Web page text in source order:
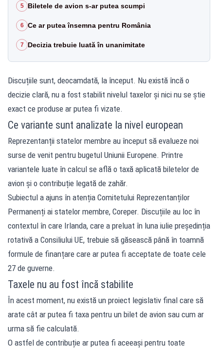
5 Biletele de avion s-ar putea scumpi
6 Ce ar putea însemna pentru România
7 Decizia trebuie luată în unanimitate
Discuțiile sunt, deocamdată, la început. Nu există încă o
decizie clară, nu a fost stabilit nivelul taxelor și nici nu se știe
exact ce produse ar putea fi vizate.
Ce variante sunt analizate la nivel european
Reprezentanții statelor membre au început să evalueze noi
surse de venit pentru bugetul Uniunii Europene. Printre
variantele luate în calcul se află o taxă aplicată biletelor de
avion și o contribuție legată de zahăr.
Subiectul a ajuns în atenția Comitetului Reprezentanților
Permanenți ai statelor membre, Coreper. Discuțiile au loc în
contextul în care Irlanda, care a preluat în luna iulie președinția
rotativă a Consiliului UE, trebuie să găsească până în toamnă
formule de finanțare care ar putea fi acceptate de toate cele
27 de guverne.
Taxele nu au fost încă stabilite
În acest moment, nu există un proiect legislativ final care să
arate cât ar putea fi taxa pentru un bilet de avion sau cum ar
urma să fie calculată.
O astfel de contribuție ar putea fi aceeași pentru toate